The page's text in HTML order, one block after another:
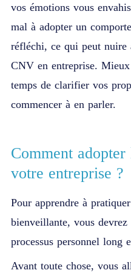
vos émotions vous
mal à adopter un
réfléchi, ce qui peut nuire
CNV en entreprise.
temps de clarifier vos
commencer à en parler.
Comment
votre entreprise ?
Pour apprendre à
bienveillante, vous devrez
processus personnel long
Avant toute chose, vous